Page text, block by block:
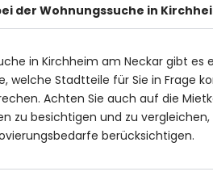
der Wohnungssuche in
in Kirchheim am Neckar gibt
welche Stadtteile für Sie in Frage
Achten Sie auch auf die
zu besichtigen und zu
berücksichtigen.